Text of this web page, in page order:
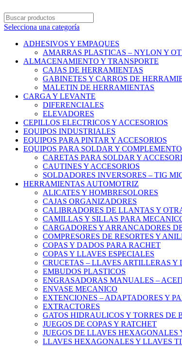
Selecciona una categoría
ADHESIVOS Y EMPAQUES
AMARRAS PLASTICAS – NYLON Y
ALMACENAMIENTO Y TRANSPORTE
CAJAS DE HERRAMIENTAS
GABINETES Y CARROS DE
MALETIN DE HERRAMIENTAS
CARGA Y LEVANTE
DIFERENCIALES
ELEVADORES
CEPILLOS ELECTRICOS Y ACCESORIOS
EQUIPOS INDUSTRIALES
EQUIPOS PARA PINTAR Y ACCESORIOS
EQUIPOS PARA SOLDAR Y
CARETAS PARA SOLDAR Y
CAUTINES Y ACCESORIOS
SOLDADORES INVERSORES – TIG
HERRAMIENTAS AUTOMOTRIZ
ALICATES Y HOMBRESOLORES
CAJAS ORGANIZADORES
CALIBRADORES DE LLANTAS Y
CAMILLAS Y SILLAS PARA
CARGADORES Y ARRANCADORES
COMPRESORES DE RESORTES Y
COPAS Y DADOS PARA RACHET
COPAS Y LLAVES ESPECIALES
CRUCETAS – LLAVES ARTILLERAS Y
EMBUDOS PLASTICOS
ENGRASADORAS MANUALES –
ENVASE MECANICO
EXTENCIONES – ADAPTADORES Y
EXTRACTORES
GATOS HIDRAULICOS Y TORRES DE
JUEGOS DE COPAS Y RATCHET
JUEGOS DE LLAVES HEXAGONALES
LLAVES HEXAGONALES Y LLAVES